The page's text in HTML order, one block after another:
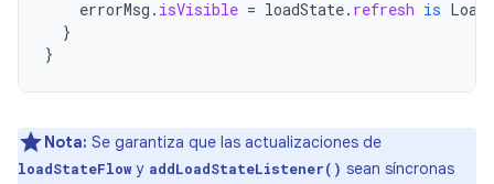
errorMsg . isVisible = loadState. refresh is
}
}
Nota: Se garantiza que las actualizaciones de
loadStateFlowy addLoadStateListener() sean síncronas